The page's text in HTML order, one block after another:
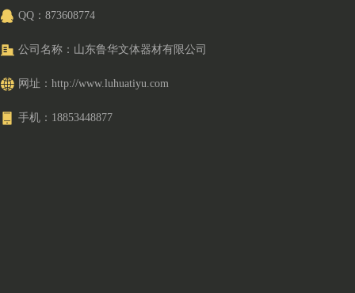
QQ： 873608774
公司名称： 山东鲁华文体器材有限公司
网址： http://www.luhuatiyu.com
手机： 18853448877